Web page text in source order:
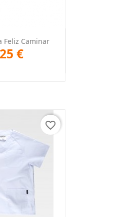
Feliz Caminar
€
favorite_border